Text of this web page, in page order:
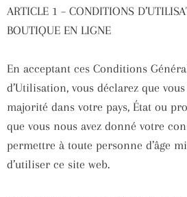
ARTICLE 1 – CONDITIONS
BOUTIQUE EN LIGNE
En acceptant ces Conditions
d’Utilisation, vous déclarez que
majorité dans votre pays, État ou
que vous nous avez donné votre
permettre à toute personne d’âge
d’utiliser ce site web.